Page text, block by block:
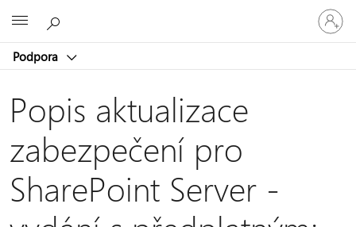
Podpora
Přihlaste
se
ke
účtu
Popis aktualizace
zabezpečení pro
SharePoint Server -